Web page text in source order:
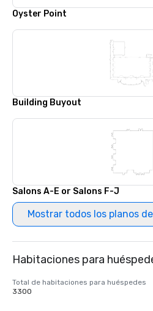
Oyster Point
Building Buyout
Salons A-E or Salons F-J
Mostrar todos los planos
Habitaciones para
Total de habitaciones para huéspedes
3300